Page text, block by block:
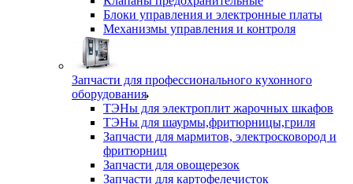
Блоки управления и электронные платы
Механизмы управления и контроля
Запчасти для профессионального кухонного
оборудования
ТЭНы для электроплит жарочных шкафов
ТЭНы для шаурмы,фритюрницы,гриля
Запчасти для мармитов, электросковород и
фритюрниц
Запчасти для овощерезок
Запчасти для картофелечисток